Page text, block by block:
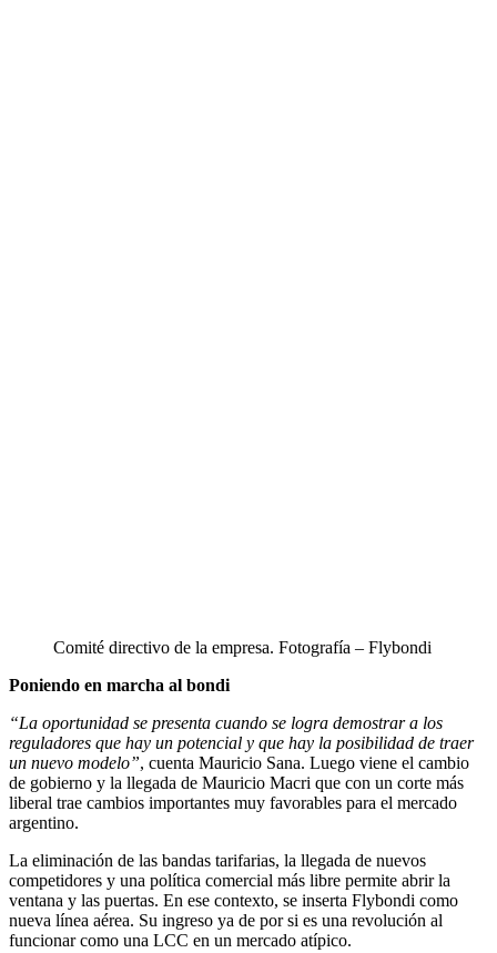
Comité directivo de la empresa. Fotografía – Flybondi
Poniendo en marcha al bondi
“La oportunidad se presenta cuando se logra demostrar a los
reguladores que hay un potencial y que hay la posibilidad de traer
un nuevo modelo”, cuenta Mauricio Sana. Luego viene el cambio
de gobierno y la llegada de Mauricio Macri que con un corte más
liberal trae cambios importantes muy favorables para el mercado
argentino.
La eliminación de las bandas tarifarias, la llegada de nuevos
competidores y una política comercial más libre permite abrir la
ventana y las puertas. En ese contexto, se inserta Flybondi como
nueva línea aérea. Su ingreso ya de por si es una revolución al
funcionar como una LCC en un mercado atípico.